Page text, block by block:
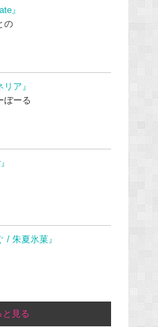
』
の
リア』
ぼーる
/ 朱夏氷菓』
と見る